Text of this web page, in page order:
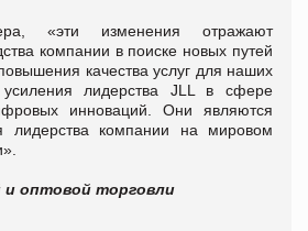
«эти изменения отражают
компании в поиске новых путей
качества услуг для наших
лидерства JLL в сфере
инноваций. Они являются
лидерства компании на мировом
и оптовой торговли